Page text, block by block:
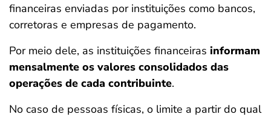
financeiras enviadas por instituições como bancos,
corretoras e empresas de pagamento.
Por meio dele, as instituições financeiras informam
mensalmente os valores consolidados das
operações de cada contribuinte.
No caso de pessoas físicas, o limite a partir do qual